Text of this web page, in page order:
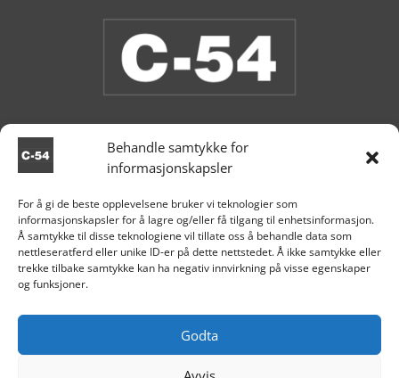
Behandle samtykke for
informasjonskapsler
For å gi de beste opplevelsene bruker vi teknologier som
informasjonskapsler for å lagre og/eller få tilgang til enhetsinformasjon.
Å samtykke til disse teknologiene vil tillate oss å behandle data som
nettleseratferd eller unike ID-er på dette nettstedet. Å ikke samtykke eller
trekke tilbake samtykke kan ha negativ innvirkning på visse egenskaper
og funksjoner.
Godta

Aksdal

+47 995 81 519
 post@c54.no
Org nr. 915 859 313